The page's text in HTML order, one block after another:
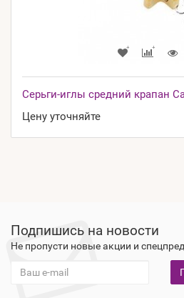
Серьги-иглы средний крапан
Цену уточняйте
Подпишись на новости
Не пропусти новые акции и